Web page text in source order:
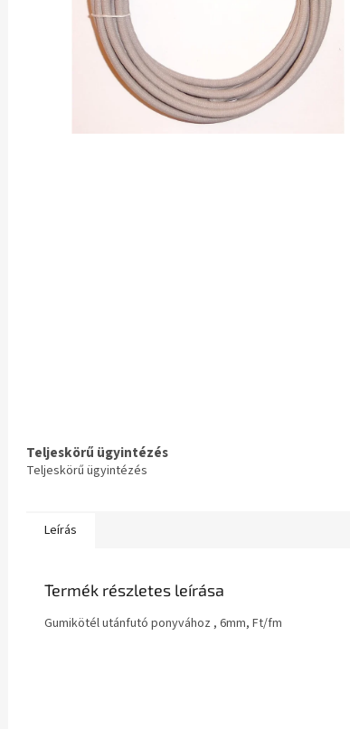
Teljeskörű ügyintézés
Teljeskörű ügyintézés
Leírás
Termék részletes leírása
Gumikötél utánfutó ponyvához , 6mm, Ft/fm